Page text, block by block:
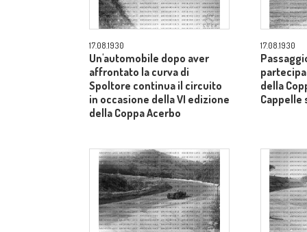
17.08.1930
Un'automobile dopo aver
affrontato la curva di
Spoltore continua il circuito
in occasione della VI edizione
della Coppa Acerbo
17.08.1930
della
Cappelle